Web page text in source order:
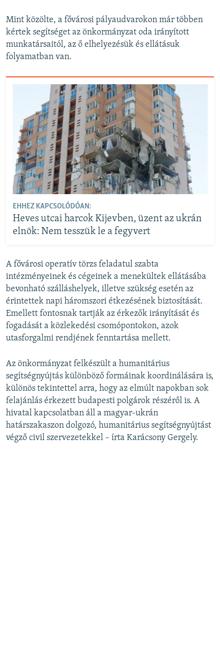
Mint közölte, a fővárosi pályaudvarokon már többen
kértek segítséget az önkormányzat oda irányított
munkatársaitól, az ő elhelyezésük és ellátásuk
folyamatban van.
EHHEZ KAPCSOLÓDÓAN:
Heves utcai harcok Kijevben, üzent az ukrán
elnök: Nem tesszük le a fegyvert
A fővárosi operatív törzs feladatul szabta
intézményeinek és cégeinek a menekültek ellátásába
bevonható szálláshelyek, illetve szükség esetén az
érintettek napi háromszori étkezésének biztosítását.
Emellett fontosnak tartják az érkezők irányítását és
fogadását a közlekedési csomópontokon, azok
utasforgalmi rendjének fenntartása mellett.
Az önkormányzat felkészült a humanitárius
segítségnyújtás különböző formáinak koordinálására is,
különös tekintettel arra, hogy az elmúlt napokban sok
felajánlás érkezett budapesti polgárok részéről is. A
hivatal kapcsolatban áll a magyar-ukrán
határszakaszon dolgozó, humanitárius segítségnyújtást
végző civil szervezetekkel – írta Karácsony Gergely.